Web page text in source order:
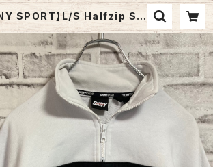
SPORT】L/S Halfzip Sw
相当 00s ハーフジップ スウェ
トレーナー 胸ロゴ 刺繍ロゴ 切
リカ USA 古着 | Fuzzy Fuz
zy